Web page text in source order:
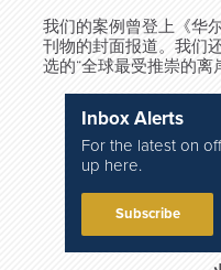
我们的案例曾登上《华
刊物的封面报道。我们
选的“全球最受推崇的离
Inbox Alerts
For the latest on
up here.
Subscribe